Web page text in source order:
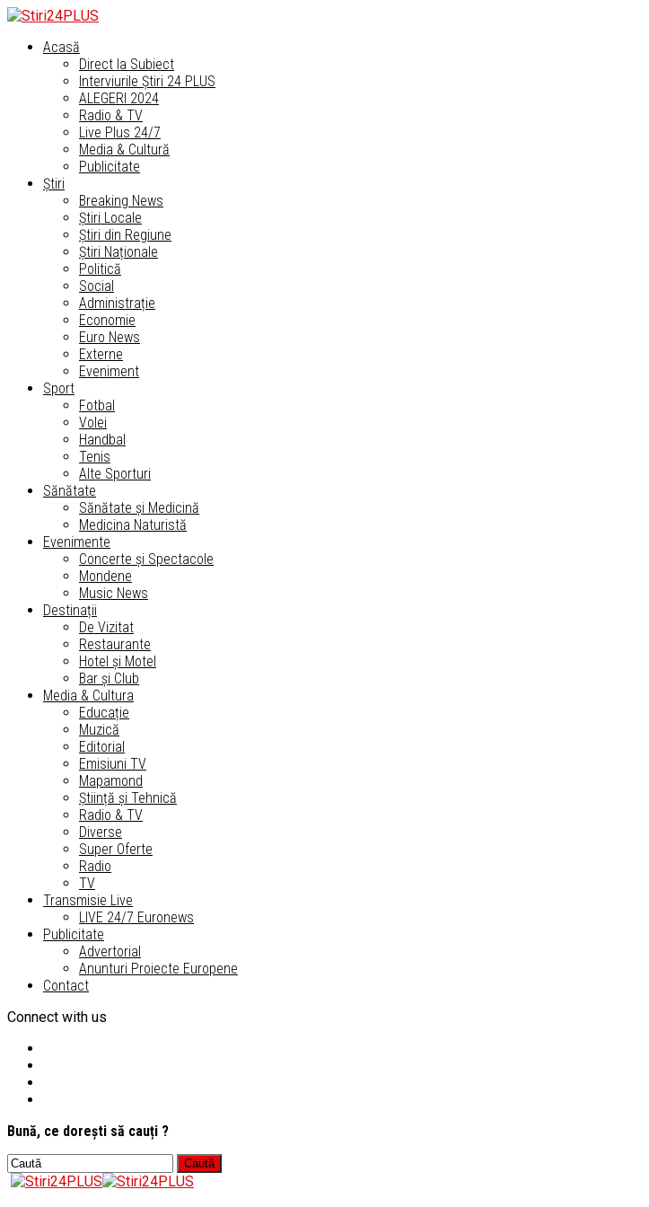
Acasă
Direct la Subiect
Interviurile Știri 24 PLUS
ALEGERI 2024
Radio & TV
Live Plus 24/7
Media & Cultură
Publicitate
Știri
Breaking News
Știri Locale
Știri din Regiune
Știri Naționale
Politică
Social
Administrație
Economie
Euro News
Externe
Eveniment
Sport
Fotbal
Volei
Handbal
Tenis
Alte Sporturi
Sănătate
Sănătate și Medicină
Medicina Naturistă
Evenimente
Concerte și Spectacole
Mondene
Music News
Destinații
De Vizitat
Restaurante
Hotel și Motel
Bar și Club
Media & Cultura
Educație
Muzică
Editorial
Emisiuni TV
Mapamond
Știință și Tehnică
Radio & TV
Diverse
Super Oferte
Radio
TV
Transmisie Live
LIVE 24/7 Euronews
Publicitate
Advertorial
Anunturi Proiecte Europene
Contact
Connect with us
Bună, ce dorești să cauți ?